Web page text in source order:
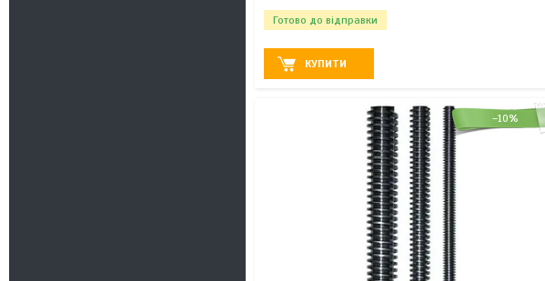
Готово до відправки
КУПИТИ
–10%